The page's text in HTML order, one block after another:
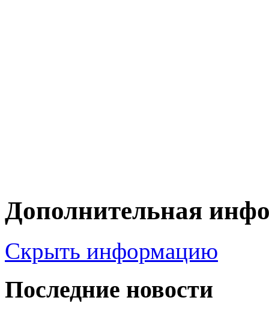
Дополнительная
Скрыть информацию
Последние новости